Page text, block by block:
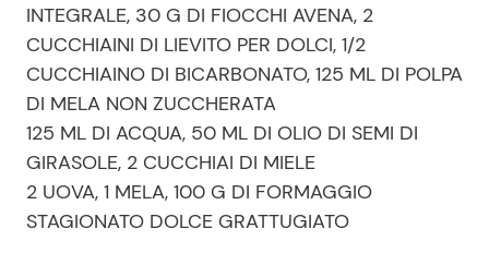
INTEGRALE, 30 G DI FIOCCHI AVENA, 2
CUCCHIAINI DI LIEVITO PER DOLCI, 1/2
CUCCHIAINO DI BICARBONATO, 125 ML DI POLPA
DI MELA NON ZUCCHERATA
125 ML DI ACQUA, 50 ML DI OLIO DI SEMI DI
GIRASOLE, 2 CUCCHIAI DI MIELE
2 UOVA, 1 MELA, 100 G DI FORMAGGIO
STAGIONATO DOLCE GRATTUGIATO